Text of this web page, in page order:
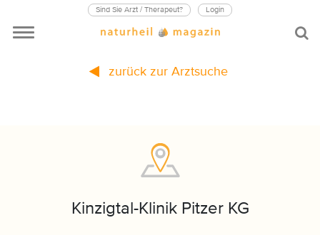
Sind Sie Arzt / Therapeut? Login
zurück zur Arztsuche
Kinzigtal-Klinik Pitzer KG